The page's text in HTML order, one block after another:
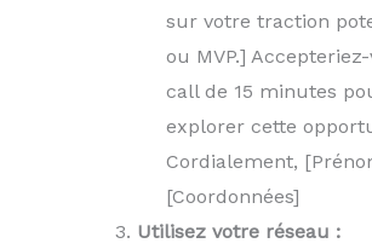
sur votre traction
ou MVP.]
call de 15 minutes
explorer cette
Cordialement,
[Coordonnées]
Utilisez votre réseau :